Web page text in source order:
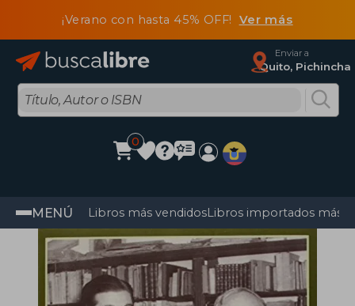
¡Verano con hasta 45% OFF! Ver más
Enviar a
Quito, Pichincha
0
MENÚ Libros más vendidosLibros importados más